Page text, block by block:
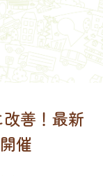
善！最新
催